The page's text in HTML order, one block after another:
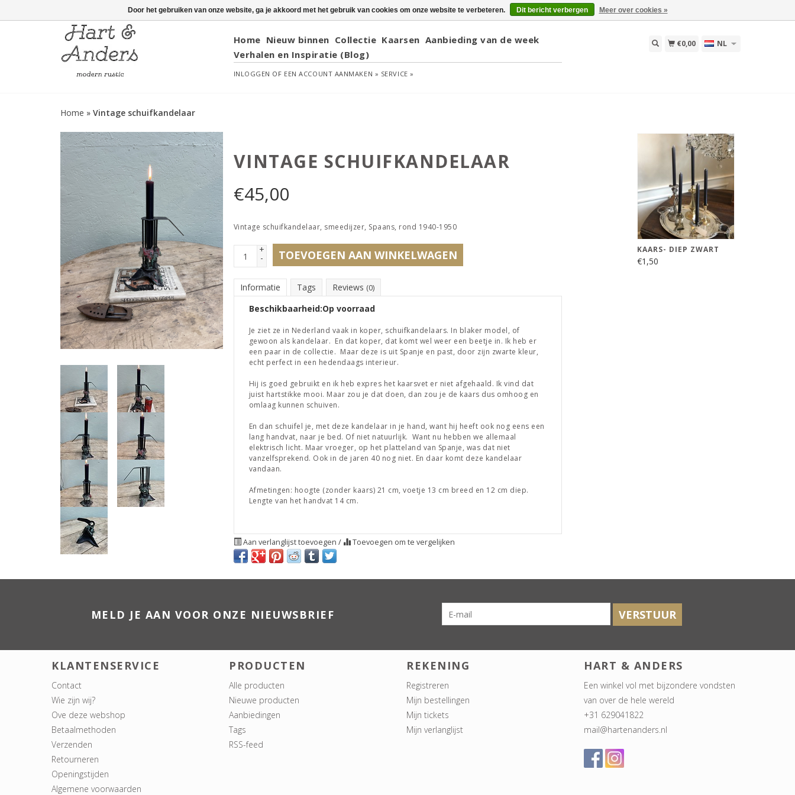
Home Nieuw binnen Collectie Kaarsen Aanbieding van de week
Verhalen en Inspiratie (Blog)
INLOGGEN OF EEN ACCOUNT AANMAKEN » SERVICE »
€0,00 NL
Home » Vintage schuifkandelaar
VINTAGE SCHUIFKANDELAAR
€45,00
Vintage schuifkandelaar, smeedijzer, Spaans, rond 1940-1950
+
- TOEVOEGEN AAN WINKELWAGEN
Informatie Tags Reviews (0)
Beschikbaarheid:Op voorraad
Je ziet ze in Nederland vaak in koper, schuifkandelaars. In blaker model, of
gewoon als kandelaar. En dat koper, dat komt wel weer een beetje in. Ik heb er
een paar in de collectie. Maar deze is uit Spanje en past, door zijn zwarte kleur,
echt perfect in een hedendaags interieur.
Hij is goed gebruikt en ik heb expres het kaarsvet er niet afgehaald. Ik vind dat
juist hartstikke mooi. Maar zou je dat doen, dan zou je de kaars dus omhoog en
omlaag kunnen schuiven.
En dan schuifel je, met deze kandelaar in je hand, want hij heeft ook nog eens een
lang handvat, naar je bed. Of niet natuurlijk. Want nu hebben we allemaal
elektrisch licht. Maar vroeger, op het platteland van Spanje, was dat niet
vanzelfsprekend. Ook in de jaren 40 nog niet. En daar komt deze kandelaar
vandaan.
Afmetingen: hoogte (zonder kaars) 21 cm, voetje 13 cm breed en 12 cm diep.
Lengte van het handvat 14 cm.
Aan verlanglijst toevoegen / Toevoegen om te vergelijken
KAARS- DIEP ZWART
€1,50
MELD JE AAN VOOR ONZE NIEUWSBRIEF VERSTUUR
KLANTENSERVICE
Contact
Wie zijn wij?
Ove deze webshop
Betaalmethoden
Verzenden
Retourneren
Openingstijden
Algemene voorwaarden
PRODUCTEN
Alle producten
Nieuwe producten
Aanbiedingen
Tags
RSS-feed
REKENING
Registreren
Mijn bestellingen
Mijn tickets
Mijn verlanglijst
HART & ANDERS
Een winkel vol met bijzondere vondsten
van over de hele wereld
+31 629041822
mail@hartenanders.nl
Door het gebruiken van onze website, ga je akkoord met het gebruik van cookies om onze website te verbeteren. Dit bericht verbergen Meer over cookies »